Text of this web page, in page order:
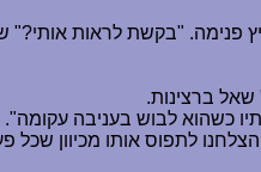
פנימה. "בקשת לראות אותי?"
ברצינות.
כשהוא לבוש בעניבה עקומה".
לתפוס אותו מכיוון שכל